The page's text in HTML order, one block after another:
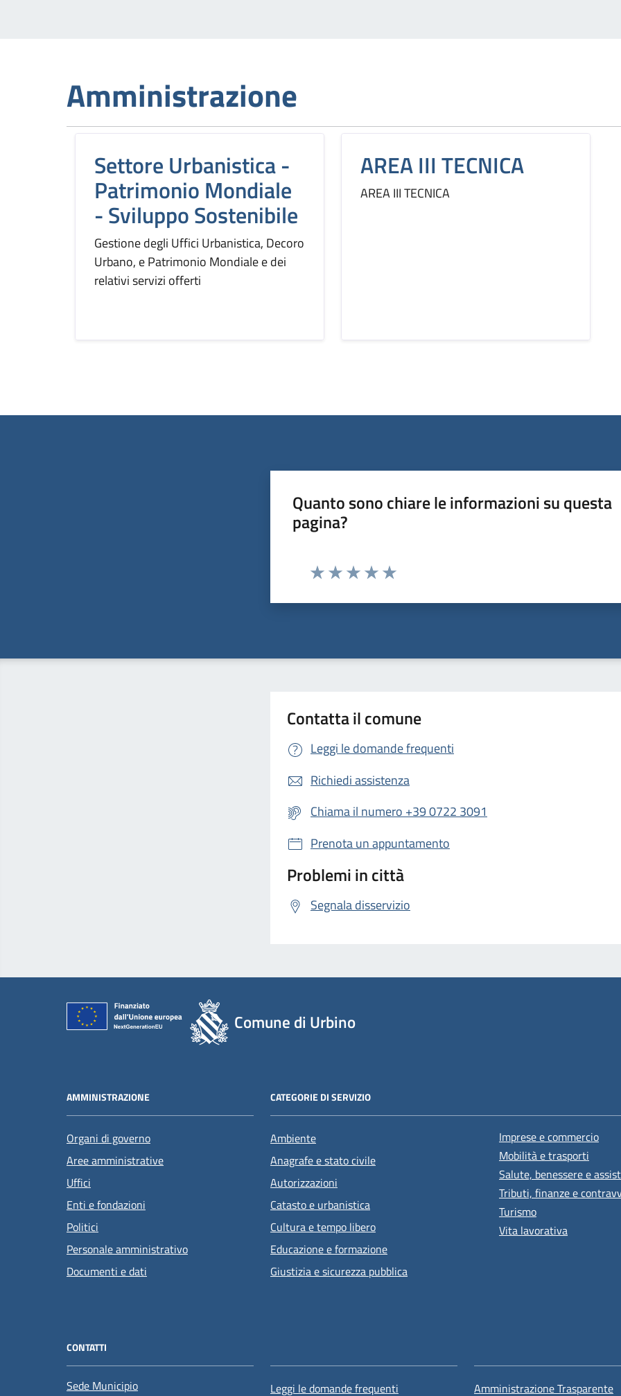
Amministrazione
Settore Urbanistica -
Patrimonio Mondiale
- Sviluppo Sostenibile
Gestione degli Uffici Urbanistica, Decoro
Urbano, e Patrimonio Mondiale e dei
relativi servizi offerti
AREA III TECNICA
AREA III TECNICA
Quanto sono chiare le informazioni su questa
pagina?
Valuta da 1 a 5 stelle la pagina
Contatta il comune
Leggi le domande frequenti
Richiedi assistenza
Chiama il numero +39 0722 3091
Prenota un appuntamento
Problemi in città
Segnala disservizio
Comune di Urbino
AMMINISTRAZIONE
Organi di governo
Aree amministrative
Uffici
Enti e fondazioni
Politici
Personale amministrativo
Documenti e dati
CATEGORIE DI SERVIZIO
Ambiente
Anagrafe e stato civile
Autorizzazioni
Catasto e urbanistica
Cultura e tempo libero
Educazione e formazione
Giustizia e sicurezza pubblica
Imprese e commercio
Mobilità e trasporti
Salute, benessere e
Tributi, finanze e
Turismo
Vita lavorativa
CONTATTI
Sede Municipio
Leggi le domande frequenti Amministrazione Trasparente